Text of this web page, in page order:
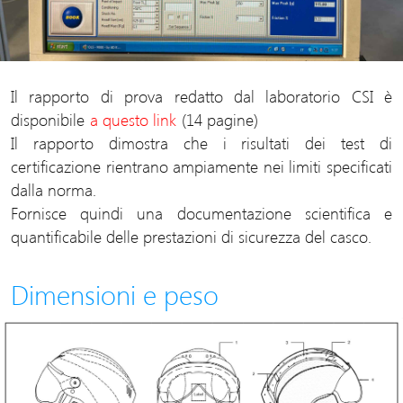
Il rapporto di prova redatto dal laboratorio CSI è
disponibile a questo link (14 pagine)
Il rapporto dimostra che i risultati dei test di
certificazione rientrano ampiamente nei limiti specificati
dalla norma.
Fornisce quindi una documentazione scientifica e
quantificabile delle prestazioni di sicurezza del casco.
Dimensioni e peso